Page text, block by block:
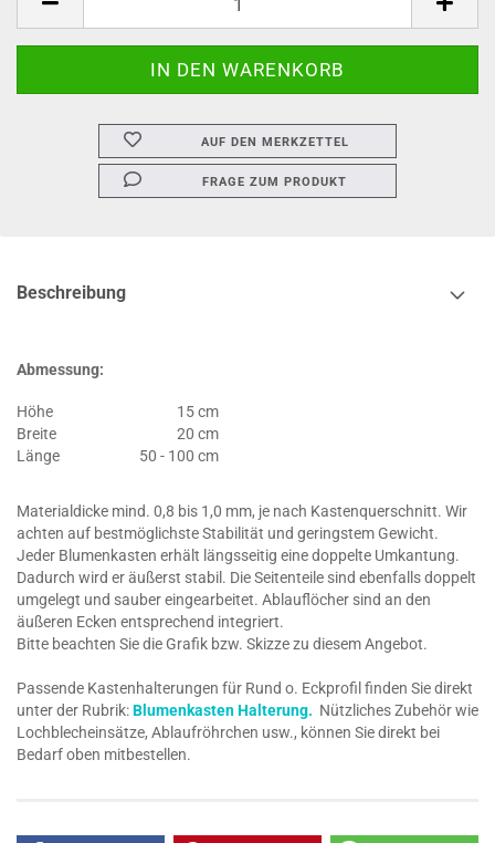
AUF DEN MERKZETTEL
FRAGE ZUM PRODUKT
Beschreibung
Abmessung:
Höhe
15 cm
Breite
20 cm
Länge
50 - 100 cm
Materialdicke mind. 0,8 bis 1,0 mm, je nach Kastenquerschnitt. Wir
achten auf bestmöglichste Stabilität und geringstem Gewicht.
Jeder Blumenkasten erhält längsseitig eine doppelte Umkantung.
Dadurch wird er äußerst stabil. Die Seitenteile sind ebenfalls doppelt
umgelegt und sauber eingearbeitet. Ablauflöcher sind an den
äußeren Ecken entsprechend integriert.
Bitte beachten Sie die Grafik bzw. Skizze zu diesem Angebot.
Passende Kastenhalterungen für Rund o. Eckprofil finden Sie direkt
unter der Rubrik:Blumenkasten Halterung. Nützliches Zubehör wie
Lochblecheinsätze, Ablaufröhrchen usw., können Sie direkt bei
Bedarf oben mitbestellen.